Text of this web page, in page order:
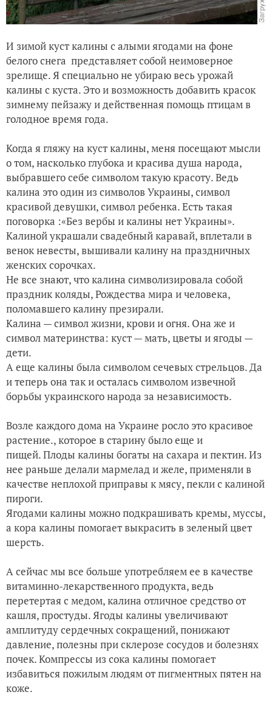
И зимой куст калины с алыми ягодами на фоне
белого снега представляет собой неимоверное
зрелище. Я специально не убираю весь урожай
калины с куста. Это и возможность добавить красок
зимнему пейзажу и действенная помощь птицам в
голодное время года.
Когда я гляжу на куст калины, меня посещают мысли
о том, насколько глубока и красива душа народа,
выбравшего себе символом такую красоту. Ведь
калина это один из символов Украины, символ
красивой девушки, символ ребенка. Есть такая
поговорка :«Без вербы и калины нет Украины».
Калиной украшали свадебный каравай, вплетали в
венок невесты, вышивали калину на праздничных
женских сорочках.
Не все знают, что калина символизировала собой
праздник коляды, Рождества мира и человека,
поломавшего калину презирали.
Калина — символ жизни, крови и огня. Она же и
символ материнства: куст — мать, цветы и ягоды —
дети.
А еще калины была символом сечевых стрельцов. Да
и теперь она так и осталась символом извечной
борьбы украинского народа за независимость.
Возле каждого дома на Украине росло это красивое
растение., которое в старину было еще и
пищей. Плоды калины богаты на сахара и пектин. Из
нее раньше делали мармелад и желе, применяли в
качестве неплохой приправы к мясу, пекли с калиной
пироги.
Ягодами калины можно подкрашивать кремы, муссы,
а кора калины помогает выкрасить в зеленый цвет
шерсть.
А сейчас мы все больше употребляем ее в качестве
витаминно-лекарственного продукта, ведь
перетертая с медом, калина отличное средство от
кашля, простуды. Ягоды калины увеличивают
амплитуду сердечных сокращений, понижают
давление, полезны при склерозе сосудов и болезнях
почек. Компрессы из сока калины помогает
избавиться пожилым людям от пигментных пятен на
коже.